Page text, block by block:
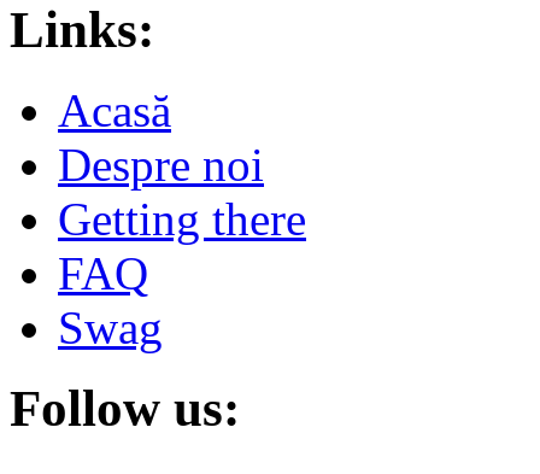
Links:
Acasă
Despre noi
Getting there
FAQ
Swag
Follow us: